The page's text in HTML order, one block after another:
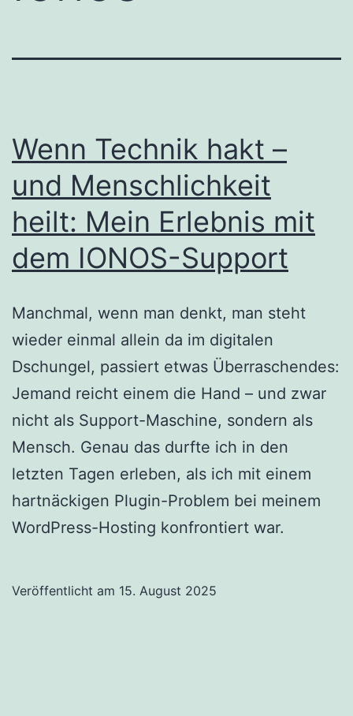
Wenn Technik hakt –
und Menschlichkeit
heilt: Mein Erlebnis mit
dem IONOS-Support
Manchmal, wenn man denkt, man steht
wieder einmal allein da im digitalen
Dschungel, passiert etwas Überraschendes:
Jemand reicht einem die Hand – und zwar
nicht als Support-Maschine, sondern als
Mensch. Genau das durfte ich in den
letzten Tagen erleben, als ich mit einem
hartnäckigen Plugin-Problem bei meinem
WordPress-Hosting konfrontiert war.
Veröffentlicht am 15. August 2025